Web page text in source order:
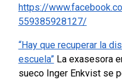
https://
559385928127/
“Hay que recuperar la
escuela” La exasesora
sueco Inger Enkvist se